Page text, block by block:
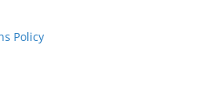
Policy